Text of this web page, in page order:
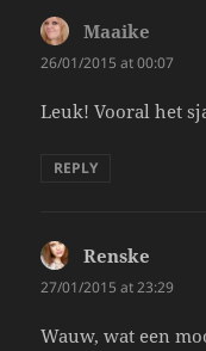
Maaike
26/01/2015 at 00:07
Leuk! Vooral het
REPLY
Renske
27/01/2015 at 23:29
Wauw, wat een